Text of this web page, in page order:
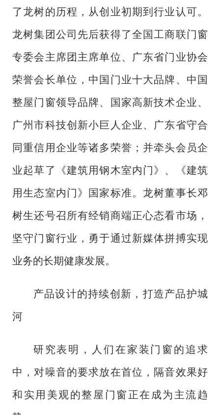
了龙树的历程，从创业初期到行业认可。
龙树集团公司先后获得了全国工商联门窗
专委会主席团主席单位、广东省门业协会
荣誉会长单位，中国门业十大品牌、中国
整屋门窗领导品牌、国家高新技术企业、
广州市科技创新小巨人企业、广东省守合
同重信用企业等诸多荣誉；并牵头会员企
业起草了《建筑用钢木室内门》、《建筑
用生态室内门》国家标准。龙树董事长邓
树生还号召所有经销商端正心态看市场，
坚守门窗行业，勇于通过新媒体拼搏实现
业务的长期健康发展。
产品设计的持续创新，打造产品护城
河
研究表明，人们在家装门窗的追求
中，对噪音的要求放在首位，隔音效果好
和实用美观的整屋门窗正在成为主流趋